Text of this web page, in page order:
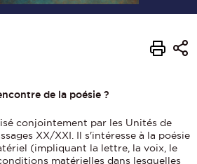
de la poésie ?
conjointement par les Unités de
XX/XXI. Il s'intéresse à la poésie
(impliquant la lettre, la voix, le
matérielles dans lesquelles